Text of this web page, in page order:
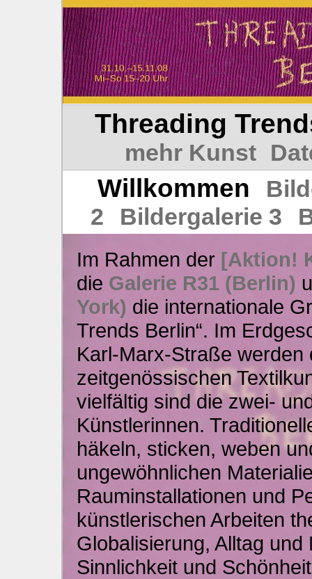
Threading
mehr Kunst
Willkommen
2
Bildergalerie 3
Im Rahmen der [Aktion!
die Galerie R31 (Berlin)
York) die internationale
Trends Berlin“. Im
Karl-Marx-Straße
zeitgenössischen
vielfältig sind die zwei-
Künstlerinnen.
häkeln, sticken, weben
ungewöhnlichen
Rauminstallationen und
künstlerischen Arbeiten
Globalisierung, Alltag
Sinnlichkeit und